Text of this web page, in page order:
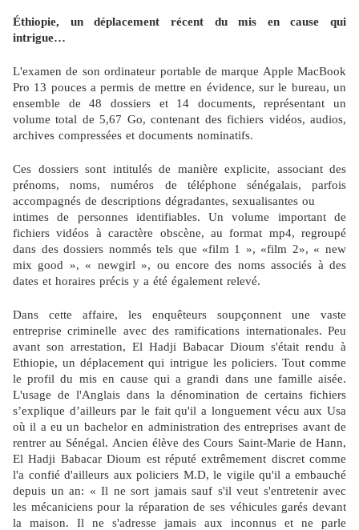
Éthiopie, un déplacement récent du mis en cause qui
intrigue…
L'examen de son ordinateur portable de marque Apple MacBook
Pro 13 pouces a permis de mettre en évidence, sur le bureau, un
ensemble de 48 dossiers et 14 documents, représentant un
volume total de 5,67 Go, contenant des fichiers vidéos, audios,
archives compressées et documents nominatifs.
Ces dossiers sont intitulés de manière explicite, associant des
prénoms, noms, numéros de téléphone sénégalais, parfois
accompagnés de descriptions dégradantes, sexualisantes ou
intimes de personnes identifiables. Un volume important de
fichiers vidéos à caractère obscène, au format mp4, regroupé
dans des dossiers nommés tels que «film 1 », «film 2», « new
mix good », « newgirl », ou encore des noms associés à des
dates et horaires précis y a été également relevé.
Dans cette affaire, les enquêteurs soupçonnent une vaste
entreprise criminelle avec des ramifications internationales. Peu
avant son arrestation, El Hadji Babacar Dioum s'était rendu à
Ethiopie, un déplacement qui intrigue les policiers. Tout comme
le profil du mis en cause qui a grandi dans une famille aisée.
L'usage de l'Anglais dans la dénomination de certains fichiers
s’explique d’ailleurs par le fait qu'il a longuement vécu aux Usa
où il a eu un bachelor en administration des entreprises avant de
rentrer au Sénégal. Ancien élève des Cours Saint-Marie de Hann,
El Hadji Babacar Dioum est réputé extrêmement discret comme
l'a confié d'ailleurs aux policiers M.D, le vigile qu'il a embauché
depuis un an: « Il ne sort jamais sauf s'il veut s'entretenir avec
les mécaniciens pour la réparation de ses véhicules garés devant
la maison. Il ne s'adresse jamais aux inconnus et ne parle